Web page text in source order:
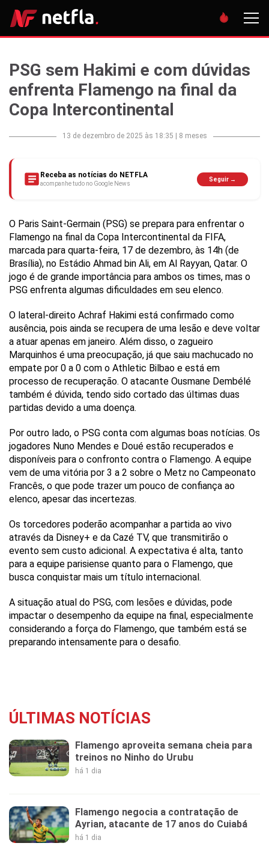
PSG sem Hakimi e com dúvidas
enfrenta Flamengo na final da
Copa Intercontinental
13 de dezembro de 2025 às 18:35 8 meses
Receba as notícias do NETFLA
acompanhe tudo no Google News
Seguir →
O Paris Saint-Germain (PSG) se prepara para enfrentar o
Flamengo na final da Copa Intercontinental da FIFA,
marcada para quarta-feira, 17 de dezembro, às 14h (de
Brasília), no Estádio Ahmad bin Ali, em Al Rayyan, Qatar. O
jogo é de grande importância para ambos os times, mas o
PSG enfrenta algumas dificuldades em seu elenco.
O lateral-direito Achraf Hakimi está confirmado como
ausência, pois ainda se recupera de uma lesão e deve voltar
a atuar apenas em janeiro. Além disso, o zagueiro
Marquinhos é uma preocupação, já que saiu machucado no
empate por 0 a 0 com o Athletic Bilbao e está em
processo de recuperação. O atacante Ousmane Dembélé
também é dúvida, tendo sido cortado das últimas duas
partidas devido a uma doença.
Por outro lado, o PSG conta com algumas boas notícias. Os
jogadores Nuno Mendes e Doué estão recuperados e
disponíveis para o confronto contra o Flamengo. A equipe
vem de uma vitória por 3 a 2 sobre o Metz no Campeonato
Francês, o que pode trazer um pouco de confiança ao
elenco, apesar das incertezas.
Os torcedores poderão acompanhar a partida ao vivo
através da Disney+ e da Cazé TV, que transmitirão o
evento sem custo adicional. A expectativa é alta, tanto
para a equipe parisiense quanto para o Flamengo, que
busca conquistar mais um título internacional.
A situação atual do PSG, com lesões e dúvidas, pode
impactar o desempenho da equipe na final, especialmente
considerando a força do Flamengo, que também está se
preparando intensamente para o desafio.
ÚLTIMAS NOTÍCIAS
Flamengo aproveita semana cheia para
treinos no Ninho do Urubu
há 1 dia
Flamengo negocia a contratação de
Ayrian, atacante de 17 anos do Cuiabá
há 1 dia